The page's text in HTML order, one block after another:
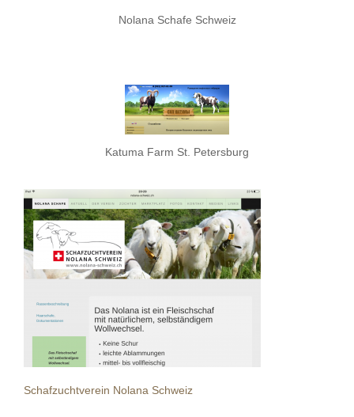
Nolana Schafe Schweiz
Katuma Farm St. Petersburg
Schafzuchtverein Nolana Schweiz